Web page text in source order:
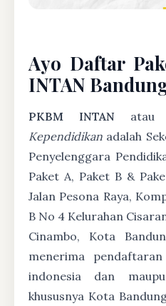
Ayo Daftar
INTAN
PKBM INTAN atau
Kependidikan adalah
Penyelenggara
Paket A, Paket B &
Jalan Pesona Raya,
B No 4 Kelurahan
Cinambo, Kota
menerima
indonesia dan
khususnya Kota